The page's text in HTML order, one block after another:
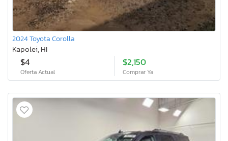
2024 Toyota Corolla
Kapolei, HI
$4
Oferta Actual
$2,150
Comprar Ya